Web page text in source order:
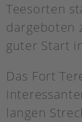
Teesorten
dargeboten
guter Start
Das Fort
langen